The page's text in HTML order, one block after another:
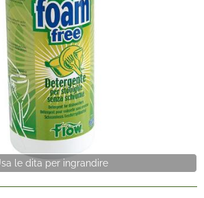
Nautica
Offerte Del mese
Fineserie e Occasioni
Convenzioni
La nostra Officina
Pronta consegna
le dita per ingrandire